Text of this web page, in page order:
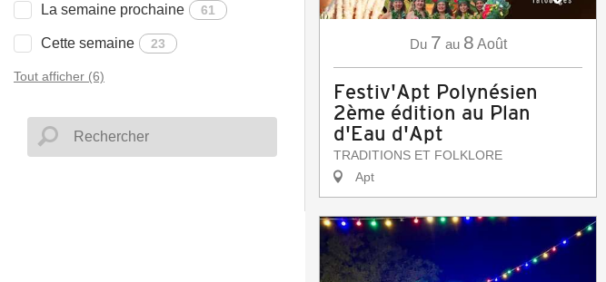
La semaine prochaine 61
Cette semaine 23
Tout afficher (6)
Du 7 au 8 Août
Festiv'Apt Polynésien
2ème édition au Plan
d'Eau d'Apt
TRADITIONS ET FOLKLORE
Apt